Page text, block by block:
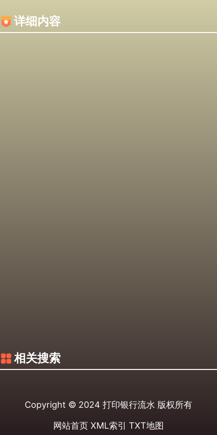
详细内容
相关搜索
Copyright © 2024 打印银行流水 版权所有
网站首页 XML索引 TXT地图